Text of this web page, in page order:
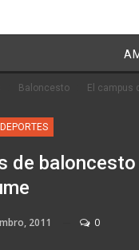
Baloncesto El campus
DEPORTES
de
2011 0